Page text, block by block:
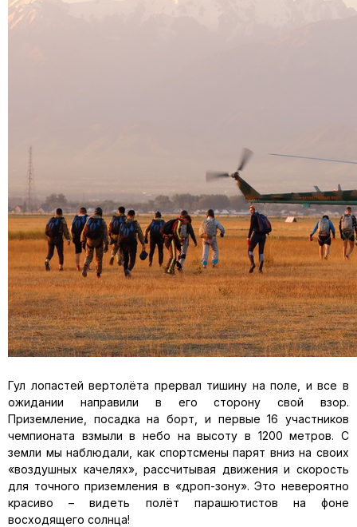
Гул лопастей вертолёта прервал тишину на поле, и все в
ожидании направили в его сторону свой взор.
Приземление, посадка на борт, и первые 16 участников
чемпионата взмыли в небо на высоту в 1200 метров. С
земли мы наблюдали, как спортсмены парят вниз на своих
«воздушных качелях», рассчитывая движения и скорость
для точного приземления в «дроп-зону». Это невероятно
красиво – видеть полёт парашютистов на фоне
восходящего солнца!